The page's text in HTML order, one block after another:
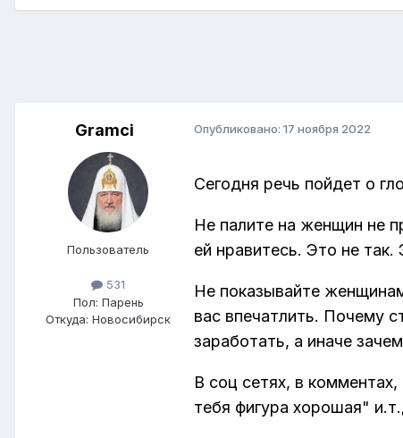
Gramci
Пользователь
531
Пол: Парень
Откуда: Новосибирск
Опубликовано: 17 ноября 2022
Сегодня речь пойдет о
Не палите на женщин не
ей нравитесь. Это не
Не показывайте
вас впечатлить. Почему
заработать, а иначе
В соц сетях, в
тебя фигура хорошая"